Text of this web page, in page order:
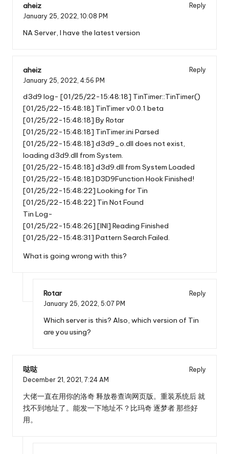
aheiz
Reply
January 25, 2022, 10:08 PM
NA Server, I have the latest version
aheiz
Reply
January 25, 2022, 4:56 PM
d3d9 log- [01/25/22-15:48:18] TinTimer::TinTimer()
[01/25/22-15:48:18] TinTimer v0.0.1 beta
[01/25/22-15:48:18] By Rotar
[01/25/22-15:48:18] TinTimer.ini Parsed
[01/25/22-15:48:18] d3d9_o.dll does not exist,
loading d3d9.dll from System.
[01/25/22-15:48:18] d3d9.dll from System Loaded
[01/25/22-15:48:18] D3D9Function Hook Finished!
[01/25/22-15:48:22] Looking for Tin
[01/25/22-15:48:22] Tin Not Found
Tin Log-
[01/25/22-15:48:26] [INI] Reading Finished
[01/25/22-15:48:31] Pattern Search Failed.
What is going wrong with this?
Rotar
Reply
January 25, 2022, 5:07 PM
Which server is this? Also, which version of Tin
are you using?
哒哒
Reply
December 21, 2021, 7:24 AM
大佬一直在用你的洛奇 释放卷查询网页版。重装系统后 就
找不到地址了。能发一下地址不？比玛奇 逐梦者 那些好
用。